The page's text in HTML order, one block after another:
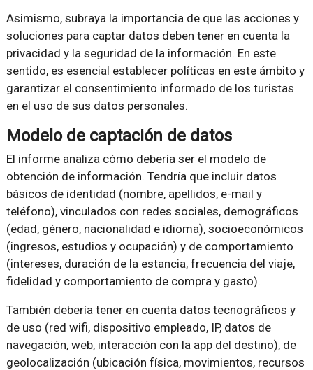
Asimismo, subraya la importancia de que las acciones y
soluciones para captar datos deben tener en cuenta la
privacidad y la seguridad de la información. En este
sentido, es esencial establecer políticas en este ámbito y
garantizar el consentimiento informado de los turistas
en el uso de sus datos personales.
Modelo de captación de datos
El informe analiza cómo debería ser el modelo de
obtención de información. Tendría que incluir datos
básicos de identidad (nombre, apellidos, e-mail y
teléfono), vinculados con redes sociales, demográficos
(edad, género, nacionalidad e idioma), socioeconómicos
(ingresos, estudios y ocupación) y de comportamiento
(intereses, duración de la estancia, frecuencia del viaje,
fidelidad y comportamiento de compra y gasto).
También debería tener en cuenta datos tecnográficos y
de uso (red wifi, dispositivo empleado, IP, datos de
navegación, web, interacción con la app del destino), de
geolocalización (ubicación física, movimientos, recursos